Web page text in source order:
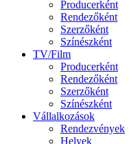
Producerként
Rendezőként
Szerzőként
Színészként
TV/Film
Producerként
Rendezőként
Szerzőként
Színészként
Vállalkozások
Rendezvények
Helyek